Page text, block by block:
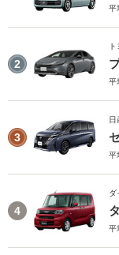
平
2
平
3
日
平
4
ダ
平